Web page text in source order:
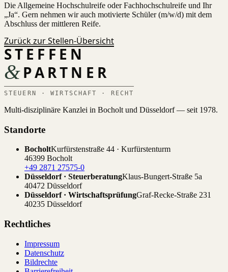
Die Allgemeine Hochschulreife oder Fachhochschulreife und Ihr
„Ja“. Gern nehmen wir auch motivierte Schüler (m/w/d) mit dem
Abschluss der mittleren Reife.
Zurück zur Stellen-Übersicht
STEFFEN
&PARTNER
STEUERN · WIRTSCHAFT · RECHT
Multi-disziplinäre Kanzlei in Bocholt und Düsseldorf — seit 1978.
Standorte
BocholtKurfürstenstraße 44 · Kurfürstenturm
46399 Bocholt
+49 2871 27575-0
Düsseldorf · SteuerberatungKlaus-Bungert-Straße 5a
40472 Düsseldorf
Düsseldorf · WirtschaftsprüfungGraf-Recke-Straße 231
40235 Düsseldorf
Rechtliches
Impressum
Datenschutz
Bildrechte